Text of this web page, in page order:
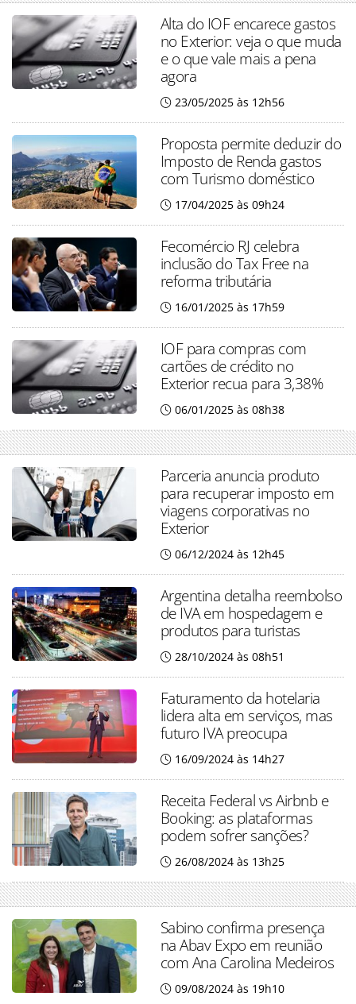
Alta do IOF encarece gastos
no Exterior: veja o que muda
e o que vale mais a pena
agora
23/05/2025 às 12h56
Proposta permite deduzir do
Imposto de Renda gastos
com Turismo doméstico
17/04/2025 às 09h24
Fecomércio RJ celebra
inclusão do Tax Free na
reforma tributária
16/01/2025 às 17h59
IOF para compras com
cartões de crédito no
Exterior recua para 3,38%
06/01/2025 às 08h38
Parceria anuncia produto
para recuperar imposto em
viagens corporativas no
Exterior
06/12/2024 às 12h45
Argentina detalha reembolso
de IVA em hospedagem e
produtos para turistas
28/10/2024 às 08h51
Faturamento da hotelaria
lidera alta em serviços, mas
futuro IVA preocupa
16/09/2024 às 14h27
Receita Federal vs Airbnb e
Booking: as plataformas
podem sofrer sanções?
26/08/2024 às 13h25
Sabino confirma presença
na Abav Expo em reunião
com Ana Carolina Medeiros
09/08/2024 às 19h10